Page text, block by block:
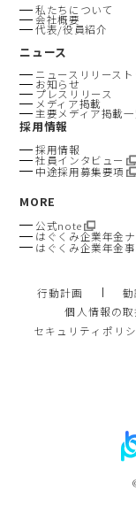
私たちについて
会社概要
代表/役員紹介
ニュース
ニュースリリース
お知らせ
プレスリリース
メディア掲載
主要メディア掲載
採用情報
採用情報
社員インタビュー
中途採用募集要項
MORE
公式note
はぐくみ企業年金
はぐくみ企業年金
行動計画
個人情報の
セキュリティポリ